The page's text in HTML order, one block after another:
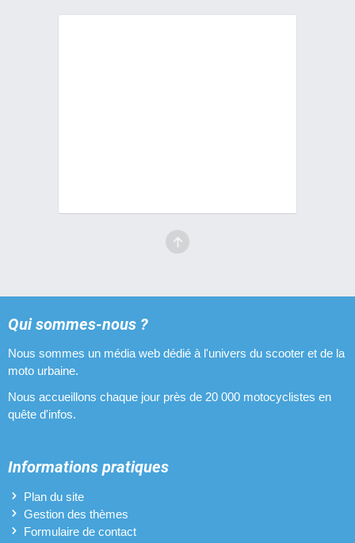
Qui sommes-nous ?
Nous sommes un média web dédié à l'univers du scooter et de la
moto urbaine.
Nous accueillons chaque jour près de 20 000 motocyclistes en
quête d'infos.
Informations pratiques
Plan du site
Gestion des thèmes
Formulaire de contact